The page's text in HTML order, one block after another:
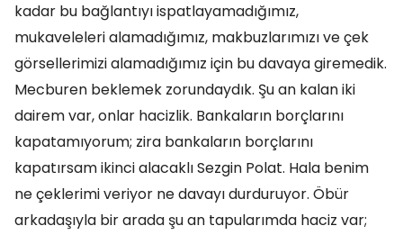
kadar bu bağlantıyı ispatlayamadığımız,
mukaveleleri alamadığımız, makbuzlarımızı ve çek
görsellerimizi alamadığımız için bu davaya giremedik.
Mecburen beklemek zorundaydık. Şu an kalan iki
dairem var, onlar hacizlik. Bankaların borçlarını
kapatamıyorum; zira bankaların borçlarını
kapatırsam ikinci alacaklı Sezgin Polat. Hala benim
ne çeklerimi veriyor ne davayı durduruyor. Öbür
arkadaşıyla bir arada şu an tapularımda haciz var;